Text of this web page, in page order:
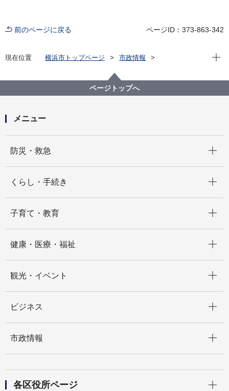
前のページに戻る ページID：373-863-342
現在位置 横浜市トップページ
市政情報
政策経営・国際戦略局
「第62回指定都市市長会議」の開催結果について
現在
ページトップへ
メニュー
防災・救急
くらし・手続き
子育て・教育
健康・医療・福祉
観光・イベント
ビジネス
市政情報
各区役所ページ